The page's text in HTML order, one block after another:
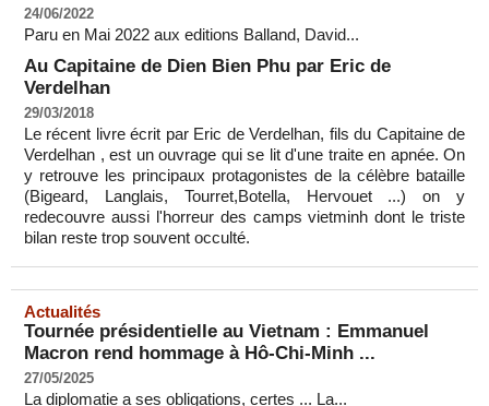
24/06/2022
Paru en Mai 2022 aux editions Balland, David...
Au Capitaine de Dien Bien Phu par Eric de
Verdelhan
29/03/2018
Le récent livre écrit par Eric de Verdelhan, fils du Capitaine de
Verdelhan , est un ouvrage qui se lit d'une traite en apnée. On
y retrouve les principaux protagonistes de la célèbre bataille
(Bigeard, Langlais, Tourret,Botella, Hervouet ...) on y
redecouvre aussi l'horreur des camps vietminh dont le triste
bilan reste trop souvent occulté.
Actualités
Tournée présidentielle au Vietnam : Emmanuel
Macron rend hommage à Hô-Chi-Minh ...
27/05/2025
La diplomatie a ses obligations, certes ... La...